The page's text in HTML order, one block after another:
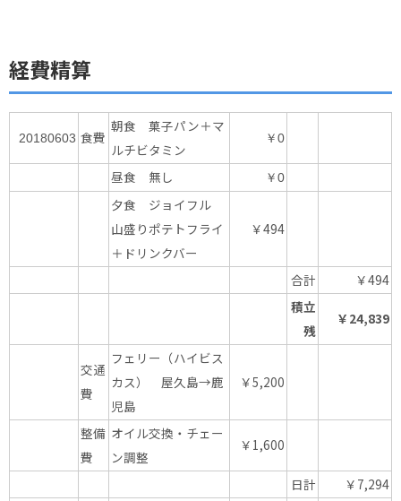
経費精算
20180603 食費
朝食 菓子パン＋マ
ルチビタミン
￥0
昼食 無し ￥0
夕食 ジョイフル
山盛りポテトフライ
＋ドリンクバー
￥494
合計
￥494
積立
残
￥24,839
交通
費
フェリー（ハイビス
カス） 屋久島→鹿
児島
￥5,200
整備
費
オイル交換・チェー
ン調整
￥1,600
日計
￥7,294